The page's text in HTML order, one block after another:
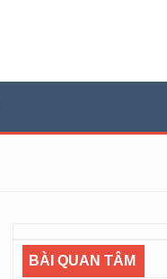
BÀI QUAN TÂM